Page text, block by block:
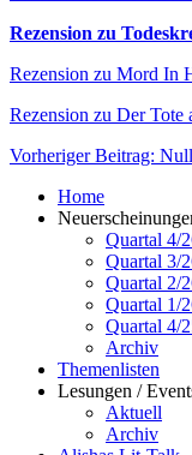
Rezension zu
Rezension zu Mord In
Rezension zu Der Tote
Vorheriger Beitrag:
Home
Quartal 4/
Quartal 3/
Quartal 2/
Quartal 1/
Quartal 4/
Archiv
Themenlisten
Lesungen /
Aktuell
Archiv